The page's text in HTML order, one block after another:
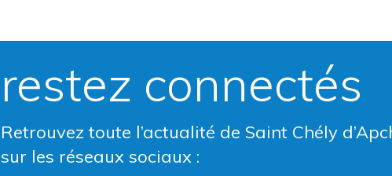
restez connectés
Retrouvez toute l’actualité de Saint Chély
sur les réseaux sociaux :